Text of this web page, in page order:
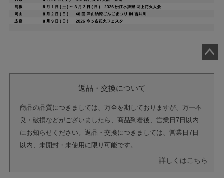
返品・交換について
商品の品質につきましては、万全を期しておりますが、万一不
良・破損などがございましたら、商品到着後、営業日7日以内
にお知らせください。返品・交換につきましては、営業日7日
以内、未開封・未使用に限り可能です。
詳しくはこちら
ジト
へ